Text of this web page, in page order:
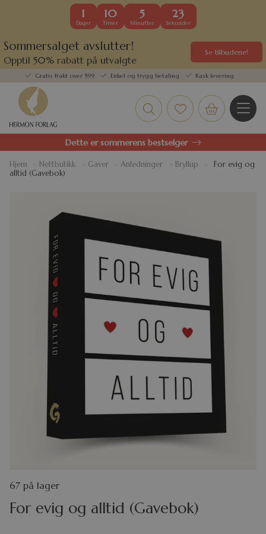
1
Dager
10
Timer
5
Minutter
23
Sekunder
Sommersalget avslutter!
Opptil 50% rabatt på utvalgte
kundefavoritter
Se tilbudene!
Gratis frakt over 599 Enkel og trygg betaling Rask levering
Dette er sommerens bestselger
Hjem Nettbutikk Gaver »Anledninger Bryllup
For evig og
alltid (Gavebok)
For evig og alltid (Gavebok)
67 på lager